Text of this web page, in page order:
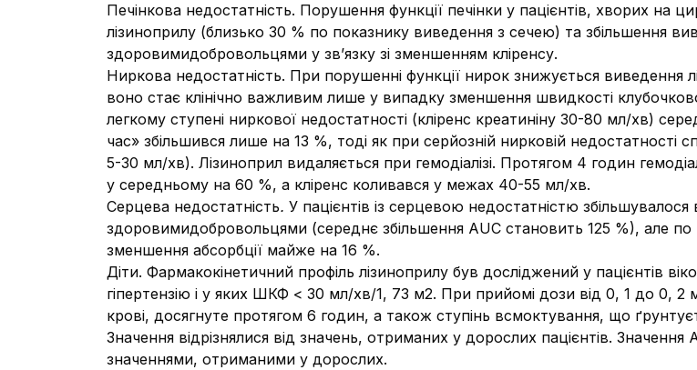
Печінкова недостатність. Порушення функції печінки у пацієнтів, хворих
лізиноприлу (близько 30 % по показнику виведення з сечею) та збільшення
здоровимидобровольцями у зв’язку зі зменшенням кліренсу.
Ниркова недостатність. При порушенні функції нирок знижується
воно стає клінічно важливим лише у випадку зменшення швидкості
легкому ступені ниркової недостатності (кліренс креатиніну 30-80 мл/хв)
час» збільшився лише на 13 %, тоді як при серйозній нирковій недостатності
5-30 мл/хв). Лізиноприл видаляється при гемодіалізі. Протягом 4 годин
у середньому на 60 %, а кліренс коливався у межах 40-55 мл/хв.
Серцева недостатність. У пацієнтів із серцевою недостатністю
здоровимидобровольцями (середнє збільшення AUC становить 125 %), але по
зменшення абсорбції майже на 16 %.
Діти. Фармакокінетичний профіль лізиноприлу був досліджений у пацієнтів
гіпертензію і у яких ШКФ < 30 мл/хв/1, 73 м2. При прийомі дози від 0, 1 до 0, 2
крові, досягнуте протягом 6 годин, а також ступінь всмоктування, що
Значення відрізнялися від значень, отриманих у дорослих пацієнтів. Значення
значеннями, отриманими у дорослих.